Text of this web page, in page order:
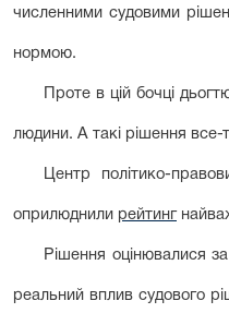
численними судовими
нормою.
Проте в цій бочці
людини. А такі рішення все-
Центр політико-
оприлюднили рейтинг
Рішення оцінювалися
реальний вплив судового